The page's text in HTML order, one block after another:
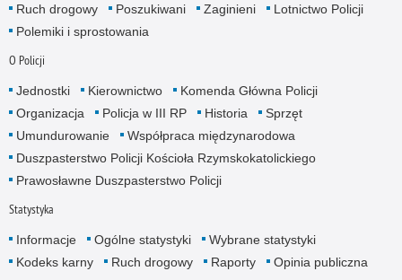
Ruch drogowy
Poszukiwani Zaginieni
Lotnictwo Policji
Polemiki i sprostowania
O Policji
Jednostki Kierownictwo
Komenda Główna Policji
Organizacja
Policja w III RP Historia
Sprzęt
Umundurowanie
Współpraca międzynarodowa
Duszpasterstwo Policji Kościoła Rzymskokatolickiego
Prawosławne Duszpasterstwo Policji
Statystyka
Informacje Ogólne statystyki
Wybrane statystyki
Kodeks karny
Ruch drogowy Raporty Opinia publiczna